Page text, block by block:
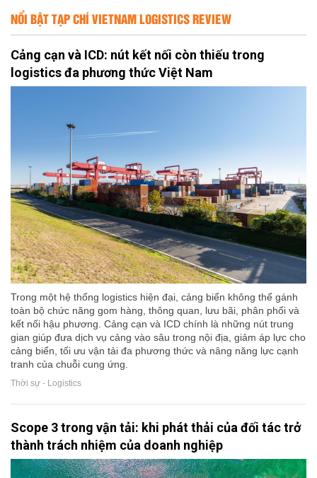
NỔI BẬT TẠP CHÍ VIETNAM LOGISTICS REVIEW
Cảng cạn và ICD: nút kết nối còn thiếu trong
logistics đa phương thức Việt Nam
Trong một hệ thống logistics hiện đại, cảng biển không thể gánh
toàn bộ chức năng gom hàng, thông quan, lưu bãi, phân phối và
kết nối hậu phương. Cảng cạn và ICD chính là những nút trung
gian giúp đưa dịch vụ cảng vào sâu trong nội địa, giảm áp lực cho
cảng biển, tối ưu vận tải đa phương thức và nâng năng lực cạnh
tranh của chuỗi cung ứng.
Thời sự - Logistics
Scope 3 trong vận tải: khi phát thải của đối tác trở
thành trách nhiệm của doanh nghiệp